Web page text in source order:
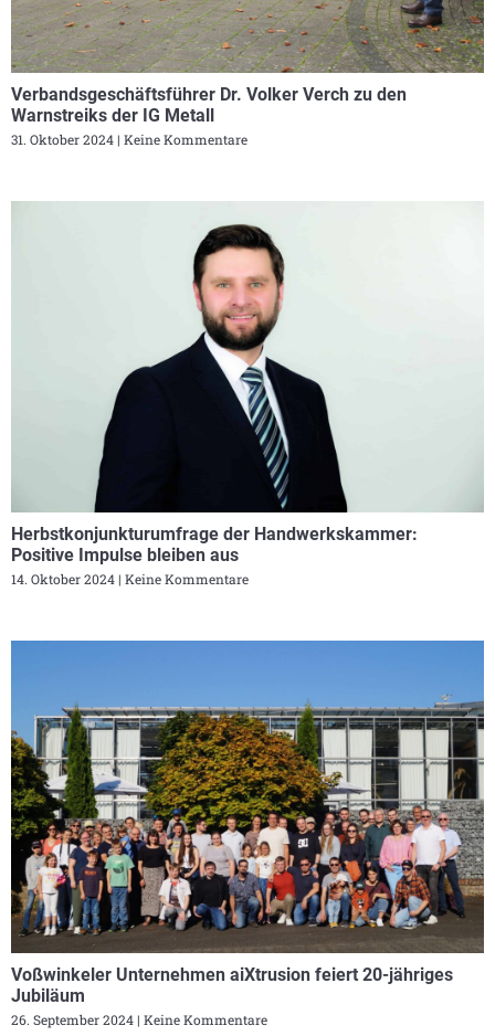
Verbandsgeschäftsführer Dr. Volker Verch zu den
Warnstreiks der IG Metall
31. Oktober 2024 Keine Kommentare
Herbstkonjunkturumfrage der Handwerkskammer:
Positive Impulse bleiben aus
14. Oktober 2024 Keine Kommentare
Voßwinkeler Unternehmen aiXtrusion feiert 20-jähriges
Jubiläum
26. September 2024 Keine Kommentare